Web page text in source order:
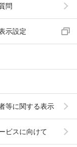
問
示設定
等に関する表示
ビスに向けて